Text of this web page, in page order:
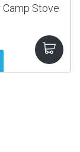
Camp Stove